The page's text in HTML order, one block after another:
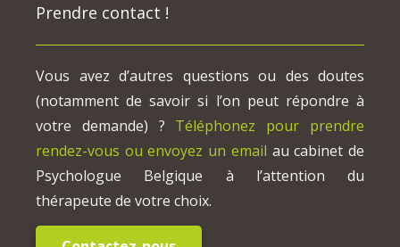
Prendre contact !
Vous avez d’autres questions ou des doutes
(notamment de savoir si l’on peut répondre à
votre demande) ? Téléphonez pour prendre
rendez-vous ou envoyez un email au cabinet de
Psychologue Belgique à l’attention du
thérapeute de votre choix.